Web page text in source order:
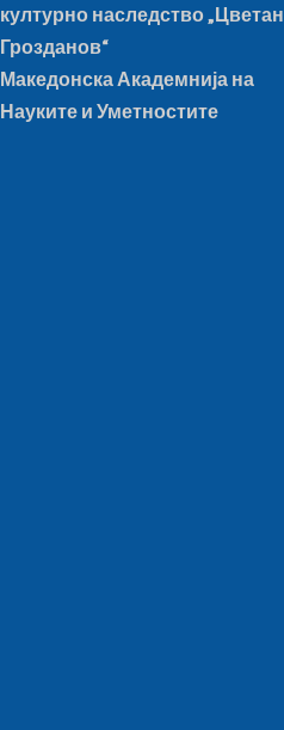
културно наследство „Цветан
Грозданов“
Македонска Академнија на
Науките и Уметностите